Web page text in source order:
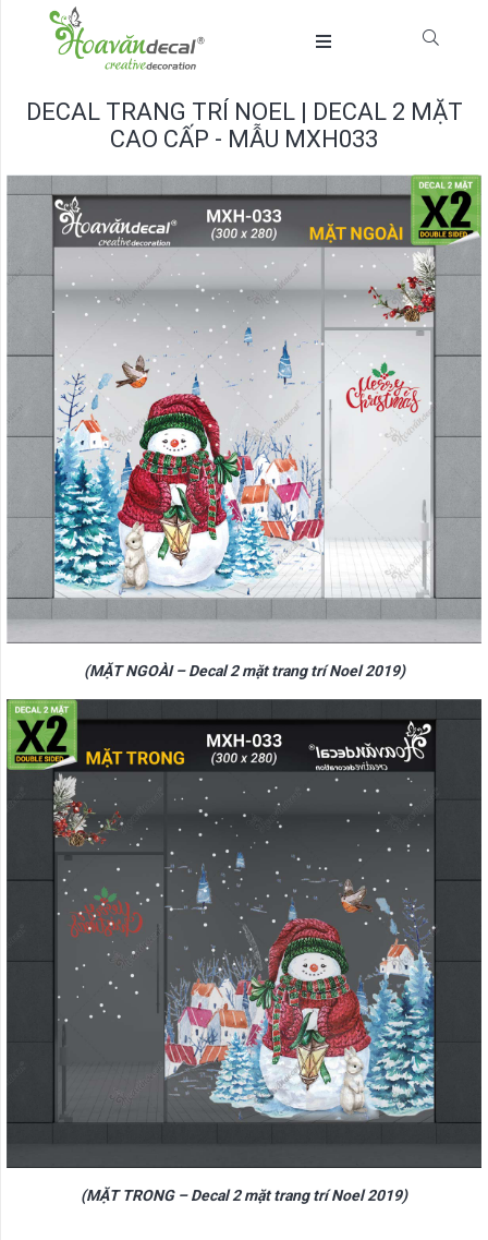
DECAL TRANG TRÍ NOEL | DECAL 2 MẶT
CAO CẤP - MẪU MXH033
(MẶT NGOÀI – Decal 2 mặt trang trí Noel 2019)
(MẶT TRONG – Decal 2 mặt trang trí Noel 2019)